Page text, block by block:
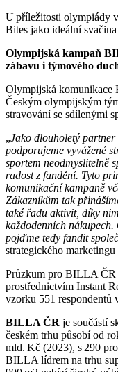
U příležitosti olympiády
Bites jako ideální
Olympijská kampaň
zábavu i týmového
Olympijská komunikace
Českým olympijským
stravování se sdílenými
„Jako dlouholetý partner
podporujeme vyvážené
sportem neodmyslitelně
radost z fandění. Tyto
komunikační kampaně
Zákazníkům tak
také řadu aktivit, díky
každodenních
pojďme tedy fandit
strategického
Průzkum pro BILLA ČR
prostřednictvím Instant
vzorku 551 respondentů
BILLA ČR je součástí
českém trhu působí od
mld. Kč (2023), s 290
BILLA lídrem na trhu